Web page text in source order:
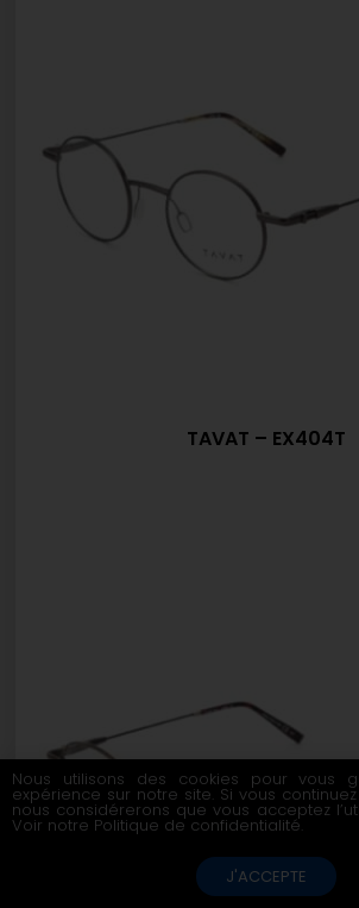
TAVAT – EX404T
Nous utilisons des cookies pour vous
expérience sur notre site. Si vous
nous considérerons que vous acceptez
Voir notre Politique de confidentialité
J'ACCEPTE